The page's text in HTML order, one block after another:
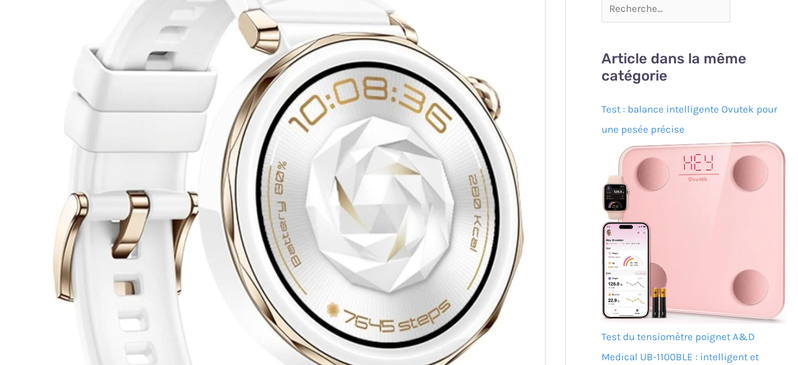
Article dans la même
catégorie
Test : balance intelligente Ovutek pour
une pesée précise
Test du tensiomètre poignet A&D
Medical UB-1100BLE : intelligent et